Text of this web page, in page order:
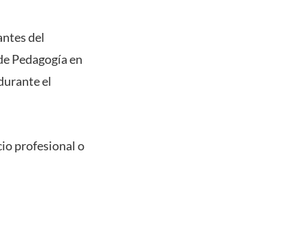
del
Pedagogía en
el
profesional o